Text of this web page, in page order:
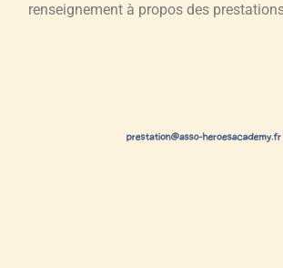
renseignement à propos des